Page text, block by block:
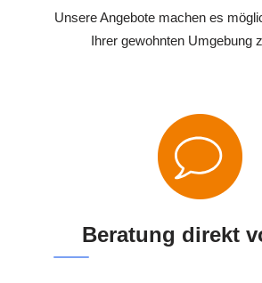
Unsere Angebote machen es
Ihrer gewohnten Umgebung
Beratung direkt